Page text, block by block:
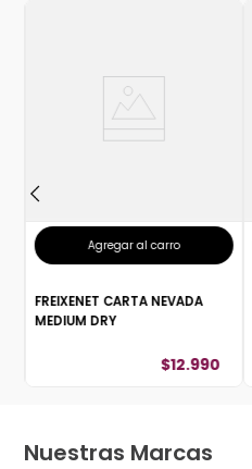
Agregar al carro
FREIXENET CARTA NEVADA
MEDIUM DRY
$12.990
Nuestras Marcas